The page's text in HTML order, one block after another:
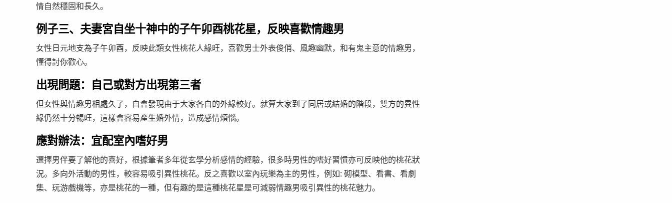
情自然穩固和長久。
例子三、夫妻宮自坐十神中的子午卯酉桃花星，反映喜歡情趣男
女性日元地支為子午卯酉，反映此類女性桃花人緣旺，喜歡男士外表俊俏、風趣幽默，和有鬼主意的情趣男，
懂得討你歡心。
出現問題：自己或對方出現第三者
但女性與情趣男相處久了，自會發現由于大家各自的外緣較好。就算大家到了同居或結婚的階段，雙方的異性
緣仍然十分暢旺，這樣會容易產生婚外情，造成感情煩惱。
應對辦法：宜配室內嗜好男
選擇男伴要了解他的喜好，根據筆者多年從玄學分析感情的經驗，很多時男性的嗜好習慣亦可反映他的桃花狀
況。多向外活動的男性，較容易吸引異性桃花。反之喜歡以室內玩樂為主的男性，例如: 砌模型、看書、看劇
集、玩游戲機等，亦是桃花的一種，但有趣的是這種桃花星是可減弱情趣男吸引異性的桃花魅力。